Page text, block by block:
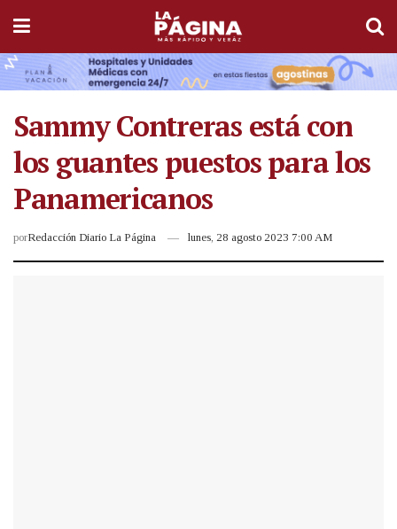
Sammy Contreras está con
los guantes puestos para los
Panamericanos
porRedacción Diario La Página lunes, 28 agosto 2023 7:00 AM